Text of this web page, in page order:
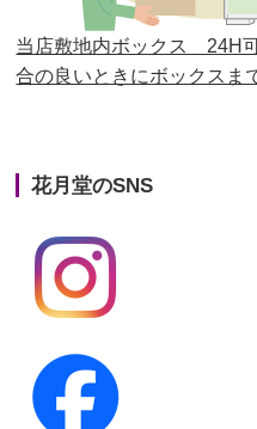
第23回人形供養祭平
第22回人形供養祭平
第20回人形供養祭
第19回人形供養祭
第18回人形供養祭
第16回人形供養祭
当店敷地内ボックス 24H
合の良いときにボックスま
花月堂のSNS